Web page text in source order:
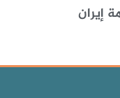
إيران